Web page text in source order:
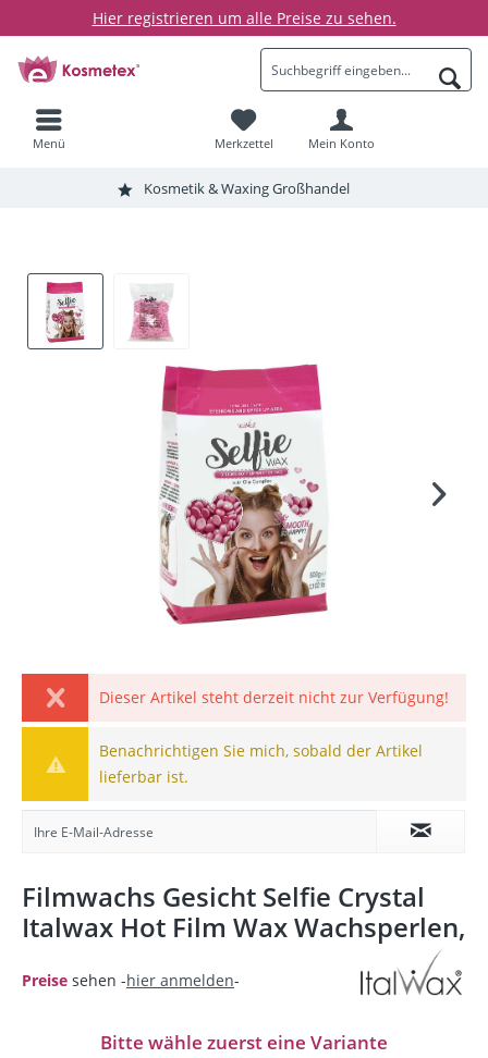
Hier registrieren um alle Preise zu sehen.
Kosmetik & Waxing Großhandel
Menü Merkzettel Mein Konto
Dieser Artikel steht derzeit nicht zur Verfügung!
Benachrichtigen Sie mich, sobald der Artikel
lieferbar ist.
Filmwachs Gesicht Selfie Crystal
Italwax Hot Film Wax Wachsperlen,
Preise sehen -hier anmelden-
Bitte wähle zuerst eine Variante